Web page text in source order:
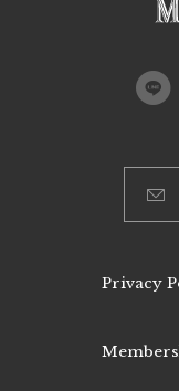
Privacy